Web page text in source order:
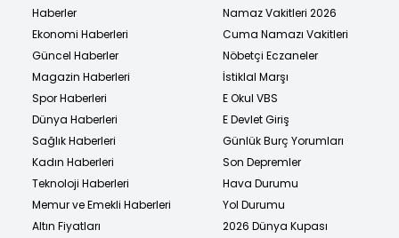
Haberler
Ekonomi Haberleri
Güncel Haberler
Magazin Haberleri
Spor Haberleri
Dünya Haberleri
Sağlık Haberleri
Kadın Haberleri
Teknoloji Haberleri
Memur ve Emekli Haberleri
Altın Fiyatları
Namaz Vakitleri 2026
Cuma Namazı Vakitleri
Nöbetçi Eczaneler
İstiklal Marşı
E Okul VBS
E Devlet Giriş
Günlük Burç Yorumları
Son Depremler
Hava Durumu
Yol Durumu
2026 Dünya Kupası